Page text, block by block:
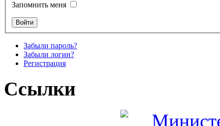
Запомнить меня
Забыли пароль?
Забыли логин?
Регистрация
Ссылки